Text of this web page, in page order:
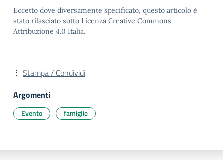
Eccetto dove diversamente specificato, questo articolo è
stato rilasciato sotto Licenza Creative Commons
Attribuzione 4.0 Italia.
Stampa / Condividi
Argomenti
Evento famiglie